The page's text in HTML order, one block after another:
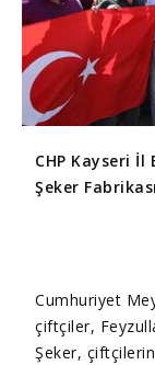
CHP Kayseri İl
Şeker
Cumhuriyet
çiftçiler,
Şeker, çiftçilerin